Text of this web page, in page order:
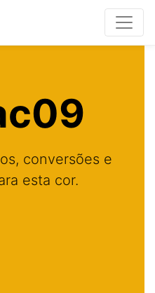
conversões e
esta cor.